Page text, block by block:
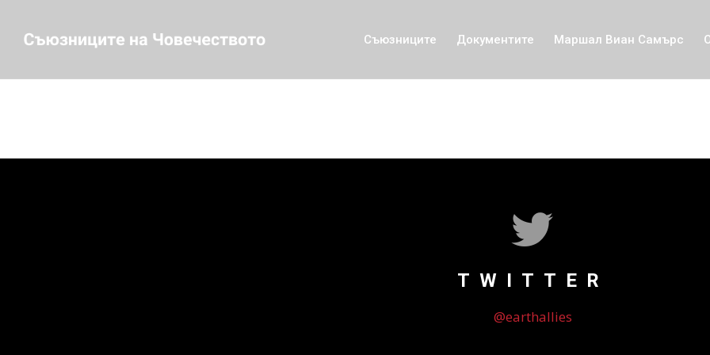
Съюзниците Документите Маршал Виан Самърс
TWITTER
@earthallies